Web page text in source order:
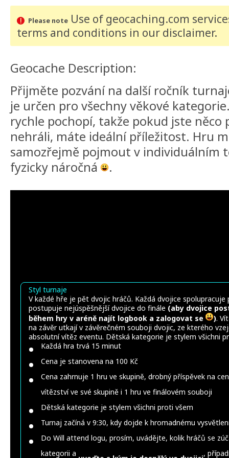
Please noteUse of geocaching.com
terms and conditions in our disclaimer.
Geocache Description:
Přijměte pozvání na další ročník
je určen pro všechny věkové
rychle pochopí, takže pokud jste něco
nehráli, máte ideální příležitost. Hru
samozřejmě pojmout v individuálním
fyzicky náročná
.
Styl turnaje
V každé hře je pět dvojic hráčů. Každá dvojice
postupuje nejúspěšnější dvojice do finále (aby dvojice
během hry v aréně najít logbook a zalogovat se
).
na závěr utkají v závěrečném souboji dvojic, ze kterého
absolutní vítěz eventu. Dětská kategorie je stylem všichni
Každá hra trvá 15 minut
Cena je stanovena na 100 Kč
Cena zahrnuje 1 hru ve skupině, drobný příspěvek na
vítězství ve své skupině i 1 hru ve finálovém souboji
Dětská kategorie je stylem všichni proti všem
Turnaj začíná v 9:30, kdy dojde k hromadnému
Do Will attend logu, prosím, uvádějte, kolik hráčů se